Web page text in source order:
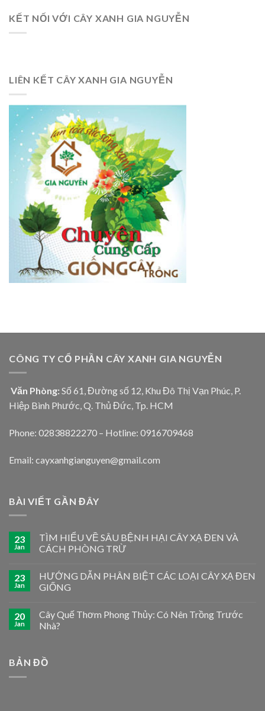
KẾT NỐI VỚI CÂY XANH GIA NGUYỄN
LIÊN KẾT CÂY XANH GIA NGUYỄN
CÔNG TY CỔ PHẦN CÂY XANH GIA NGUYỄN
Văn Phòng: Số 61, Đường số 12, Khu Đô Thị Vạn Phúc, P.
Hiệp Bình Phước, Q. Thủ Đức, Tp. HCM
Phone: 02838822270 – Hotline: 0916709468
Email: cayxanhgianguyen@gmail.com
BÀI VIẾT GẦN ĐÂY
23
Jan
TÌM HIỂU VỀ SÂU BỆNH HẠI CÂY XẠ ĐEN VÀ
CÁCH PHÒNG TRỪ
23
Jan
HƯỚNG DẪN PHÂN BIỆT CÁC LOẠI CÂY XẠ ĐEN
GIỐNG
20
Jan
Cây Quế Thơm Phong Thủy: Có Nên Trồng Trước
Nhà?
BẢN ĐỒ